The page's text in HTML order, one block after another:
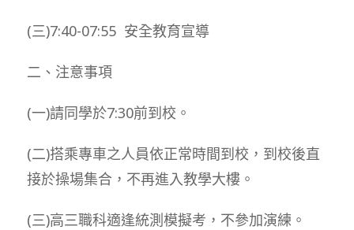
(三)7:40-07:55 安全教育宣導
二、注意事項
(一)請同學於7:30前到校。
(二)搭乘專車之人員依正常時間到校，到校後直
接於操場集合，不再進入教學大樓。
(三)高三職科適逢統測模擬考，不參加演練。